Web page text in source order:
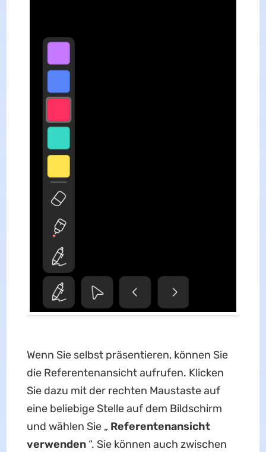
Wenn Sie selbst präsentieren, können Sie
die Referentenansicht aufrufen. Klicken
Sie dazu mit der rechten Maustaste auf
eine beliebige Stelle auf dem Bildschirm
und wählen Sie „ Referentenansicht
verwenden“. Sie können auch zwischen